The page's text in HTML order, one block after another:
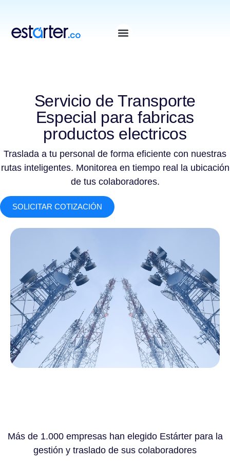
Servicio de Transporte
Especial para fabricas
productos electricos
Traslada a tu personal de forma eficiente con nuestras
rutas inteligentes. Monitorea en tiempo real la ubicación
de tus colaboradores.
SOLICITAR COTIZACIÓN
Más de 1.000 empresas han elegido Estárter para la
gestión y traslado de sus colaboradores